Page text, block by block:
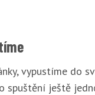
vypustíme do
spuštění ještě